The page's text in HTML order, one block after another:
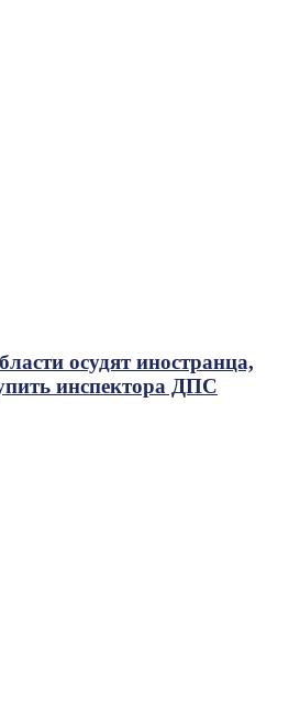
осудят иностранца,
инспектора ДПС